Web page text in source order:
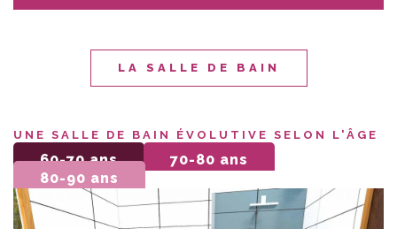
LA SALLE DE BAIN
UNE SALLE DE BAIN ÉVOLUTIVE SELON L'ÂGE
60-70 ans
70-80 ans
80-90 ans